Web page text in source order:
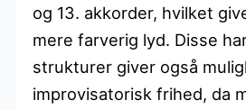
og 13. akkorder, hvilket
mere farverig lyd. Disse
strukturer giver også
improvisatorisk frihed, da